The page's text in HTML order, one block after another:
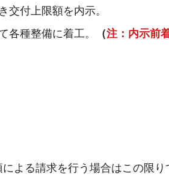
交付上限額を内示。
各種整備に着工。
（注：内示前
よる請求を行う場合はこの限り